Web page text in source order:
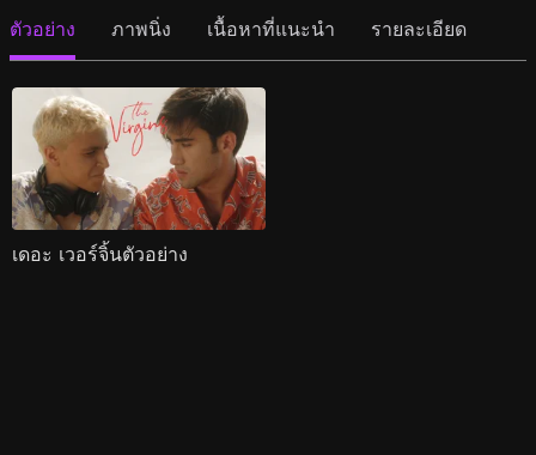
ตัวอย่าง ภาพนิ่ง เนื้อหาที่แนะนำ รายละเอียด
เดอะ เวอร์จิ้นตัวอย่าง